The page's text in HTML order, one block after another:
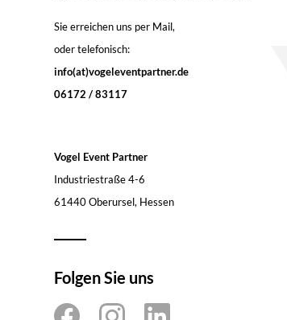
Sie erreichen uns per Mail,
oder telefonisch:
info(at)vogeleventpartner.de
06172 / 83117
Vogel Event Partner
Industriestraße 4-6
61440 Oberursel, Hessen
Folgen Sie uns